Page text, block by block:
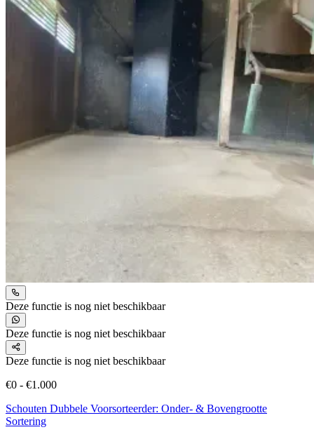
Deze functie is nog niet beschikbaar
Deze functie is nog niet beschikbaar
Deze functie is nog niet beschikbaar
€0 - €1.000
Schouten Dubbele Voorsorteerder: Onder- & Bovengrootte
Sortering